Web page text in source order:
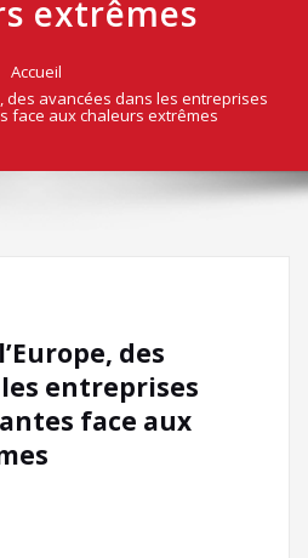
extrêmes
Accueil
des avancées dans les entreprises
face aux chaleurs extrêmes
des
entreprises
face aux